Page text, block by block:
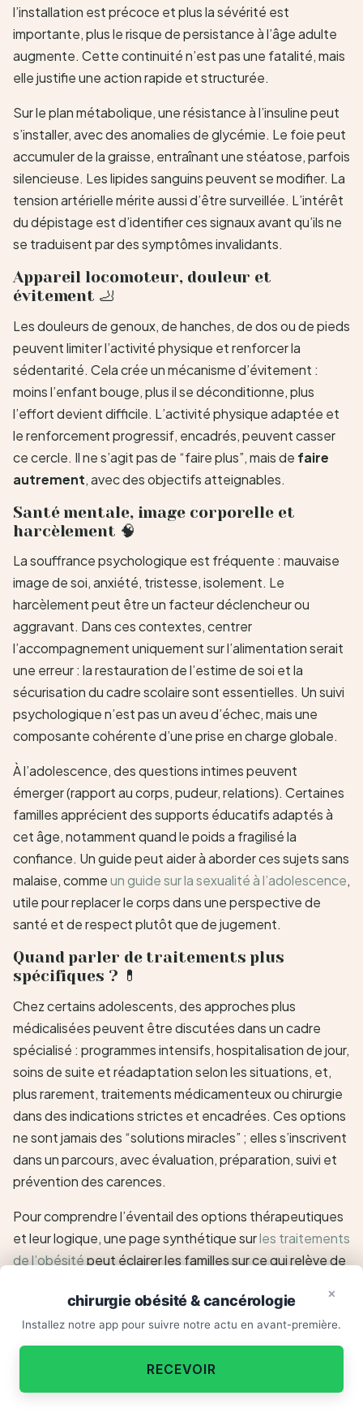
l’installation est précoce et plus la sévérité est
importante, plus le risque de persistance à l’âge adulte
augmente. Cette continuité n’est pas une fatalité, mais
elle justifie une action rapide et structurée.
Sur le plan métabolique, une résistance à l’insuline peut
s’installer, avec des anomalies de glycémie. Le foie peut
accumuler de la graisse, entraînant une stéatose, parfois
silencieuse. Les lipides sanguins peuvent se modifier. La
tension artérielle mérite aussi d’être surveillée. L’intérêt
du dépistage est d’identifier ces signaux avant qu’ils ne
se traduisent par des symptômes invalidants.
Appareil locomoteur, douleur et
évitement 🦶
Les douleurs de genoux, de hanches, de dos ou de pieds
peuvent limiter l’activité physique et renforcer la
sédentarité. Cela crée un mécanisme d’évitement :
moins l’enfant bouge, plus il se déconditionne, plus
l’effort devient difficile. L’activité physique adaptée et
le renforcement progressif, encadrés, peuvent casser
ce cercle. Il ne s’agit pas de “faire plus”, mais de faire
autrement, avec des objectifs atteignables.
Santé mentale, image corporelle et
harcèlement 🧠
La souffrance psychologique est fréquente : mauvaise
image de soi, anxiété, tristesse, isolement. Le
harcèlement peut être un facteur déclencheur ou
aggravant. Dans ces contextes, centrer
l’accompagnement uniquement sur l’alimentation serait
une erreur : la restauration de l’estime de soi et la
sécurisation du cadre scolaire sont essentielles. Un suivi
psychologique n’est pas un aveu d’échec, mais une
composante cohérente d’une prise en charge globale.
À l’adolescence, des questions intimes peuvent
émerger (rapport au corps, pudeur, relations). Certaines
familles apprécient des supports éducatifs adaptés à
cet âge, notamment quand le poids a fragilisé la
confiance. Un guide peut aider à aborder ces sujets sans
malaise, commeun guide sur la sexualité à l’adolescence,
utile pour replacer le corps dans une perspective de
santé et de respect plutôt que de jugement.
Quand parler de traitements plus
spécifiques ? 💊
Chez certains adolescents, des approches plus
médicalisées peuvent être discutées dans un cadre
spécialisé : programmes intensifs, hospitalisation de jour,
soins de suite et réadaptation selon les situations, et,
plus rarement, traitements médicamenteux ou chirurgie
dans des indications strictes et encadrées. Ces options
ne sont jamais des “solutions miracles” ; elles s’inscrivent
dans un parcours, avec évaluation, préparation, suivi et
prévention des carences.
Pour comprendre l’éventail des options thérapeutiques
et leur logique, une page synthétique surles traitements
de l’obésitépeut éclairer les familles sur ce qui relève de
et des prises en charge plus spécialisées.
d’avoir à mobiliser des moyens lourds. Et quand ces
×
Sommeil, énergie, forme…
parlons-en.
×
chirurgie obésité & cancérologie
Installez notre app pour suivre notre actu en avant-première.
RECEVOIR